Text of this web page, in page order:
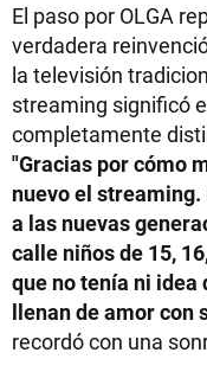
El paso por OLGA
verdadera
la televisión
streaming significó
completamente
"Gracias por cómo
nuevo el
a las nuevas
calle niños de 15,
que no tenía ni idea
llenan de amor con
recordó con una